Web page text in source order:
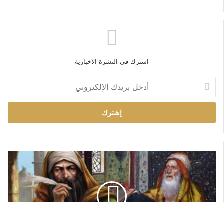
اشترك فى النشرة الاخبارية
خ
ب
ر
د
ك
ل
إ